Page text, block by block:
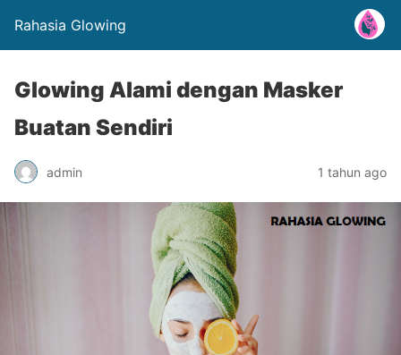
Rahasia Glowing
Glowing Alami dengan Masker
Buatan Sendiri
admin 1 tahun ago